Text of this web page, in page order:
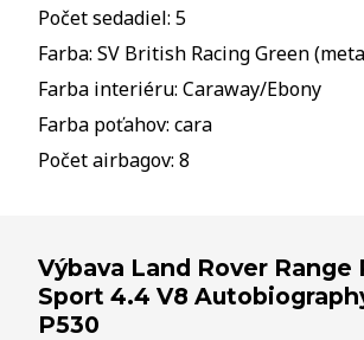
Počet sedadiel: 5
Farba: SV British Racing Green
Farba interiéru: Caraway/Ebony
Farba poťahov: cara
Počet airbagov: 8
Výbava Land Rover Range
Sport 4.4 V8
P530